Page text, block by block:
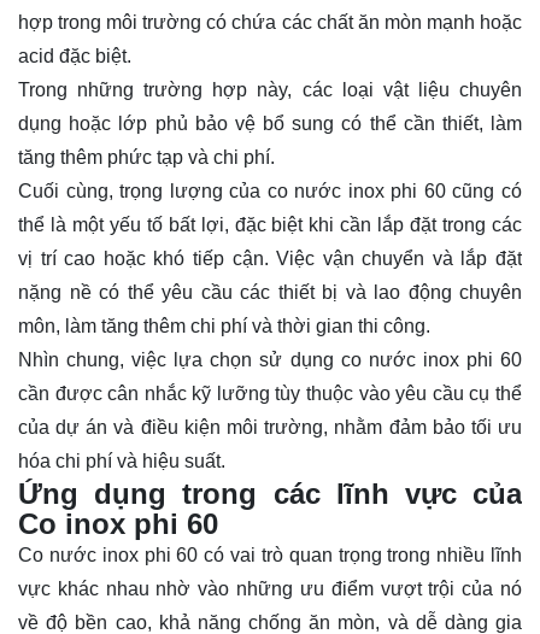
hợp trong môi trường có chứa các chất ăn mòn mạnh hoặc
acid đặc biệt.
Trong những trường hợp này, các loại vật liệu chuyên
dụng hoặc lớp phủ bảo vệ bổ sung có thể cần thiết, làm
tăng thêm phức tạp và chi phí.
Cuối cùng, trọng lượng của co nước inox phi 60 cũng có
thể là một yếu tố bất lợi, đặc biệt khi cần lắp đặt trong các
vị trí cao hoặc khó tiếp cận. Việc vận chuyển và lắp đặt
nặng nề có thể yêu cầu các thiết bị và lao động chuyên
môn, làm tăng thêm chi phí và thời gian thi công.
Nhìn chung, việc lựa chọn sử dụng co nước inox phi 60
cần được cân nhắc kỹ lưỡng tùy thuộc vào yêu cầu cụ thể
của dự án và điều kiện môi trường, nhằm đảm bảo tối ưu
hóa chi phí và hiệu suất.
Ứng dụng trong các lĩnh vực của
Co inox phi 60
Co nước inox phi 60 có vai trò quan trọng trong nhiều lĩnh
vực khác nhau nhờ vào những ưu điểm vượt trội của nó
về độ bền cao, khả năng chống ăn mòn, và dễ dàng gia